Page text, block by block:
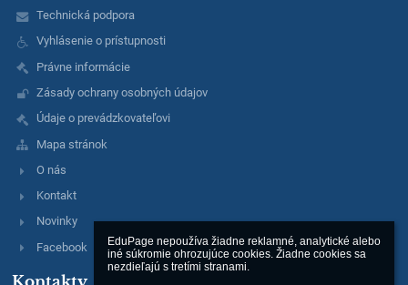
EduPage nepoužíva žiadne reklamné, analytické alebo
iné súkromie ohrozujúce cookies. Žiadne cookies sa
nezdieľajú s tretími stranami.
Technická podpora
Vyhlásenie o prístupnosti
Právne informácie
Zásady ochrany osobných údajov
Údaje o prevádzkovateľovi
Mapa stránok
O nás
Kontakt
Novinky
Facebook